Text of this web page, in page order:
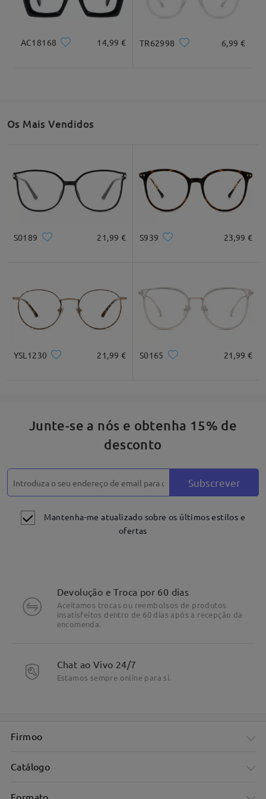
Obrigado mais uma vez por nos informar sobre o
Para obter assistência, contacte-nos através do
AC18168 14,99 € TR62998 6,99 €
Os Mais Vendidos
S0189 21,99 € S939 23,99 €
YSL1230 21,99 € S0165 21,99 €
Junte-se a nós e obtenha 15% de
desconto
Subscrever
Mantenha-me atualizado sobre os últimos estilos e
ofertas
Devolução e Troca por 60 dias
Aceitamos trocas ou reembolsos de produtos
insatisfeitos dentro de 60 dias após a recepção da
encomenda.
Chat ao Vivo 24/7
Estamos sempre online para si.
Firmoo
Catálogo
Formato